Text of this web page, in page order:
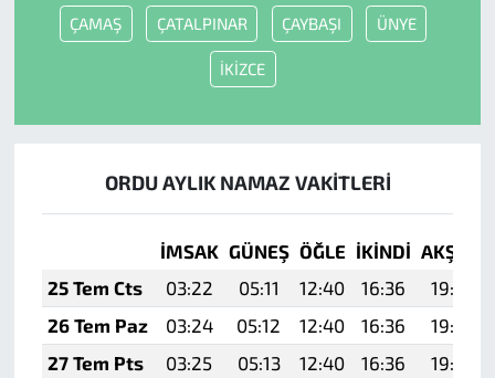
ÇAMAŞ ÇATALPINAR ÇAYBAŞI ÜNYE
İKİZCE
ORDU AYLIK NAMAZ VAKITLERI
İMSAK GÜNEŞ ÖĞLE İKINDI AKŞAM
25 Tem Cts
03:22 05:11 12:40 16:36
19:59
26 Tem Paz
03:24 05:12 12:40 16:36
19:59
27 Tem Pts
03:25 05:13 12:40 16:36
19:58